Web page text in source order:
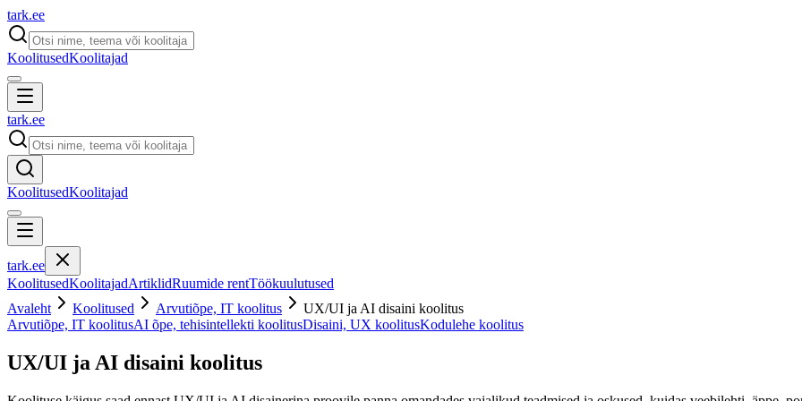
tark.ee
KoolitusedKoolitajad
tark.ee
KoolitusedKoolitajad
tark.ee
KoolitusedKoolitajadArtiklidRuumide rentTöökuulutused
Avaleht
Koolitused Arvutiõpe, IT koolitus
UX/UI ja AI disaini koolitus
Arvutiõpe, IT koolitusAI õpe, tehisintellekti koolitusDisaini, UX koolitusKodulehe koolitus
UX/UI ja AI disaini koolitus